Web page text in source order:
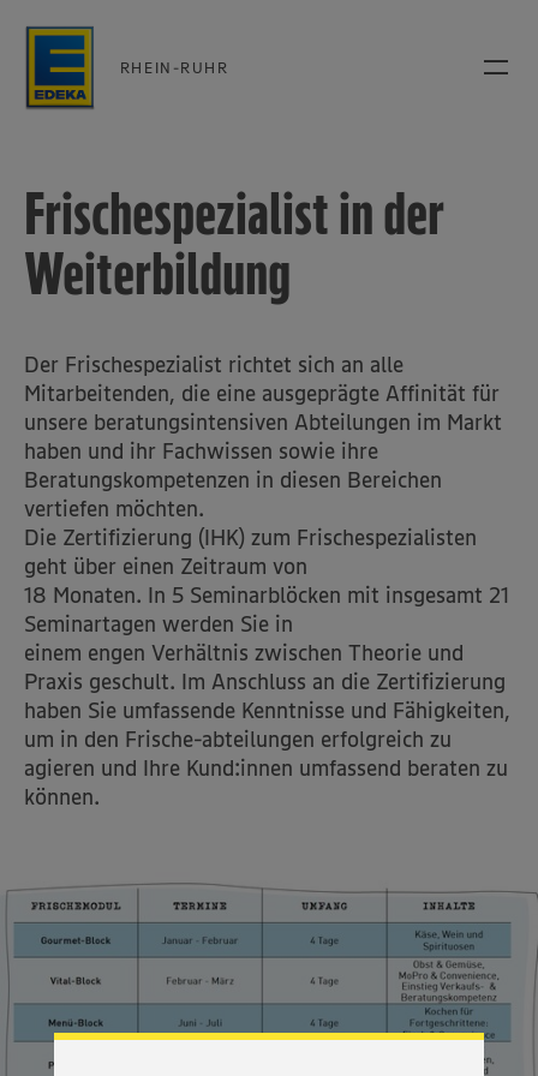
Wir setzen Cookies und andere Technologien ein, um Ihnen
ein bestmögliches Nutzungserlebnis unserer Website zu
Website zu personalisieren und Ihnen möglichst relevante
Cookies und anderer Technologien ist freiwillig und kann
RHEIN-RUHR
Frischespezialist in der
Weiterbildung
Der Frischespezialist richtet sich an alle
Mitarbeitenden, die eine ausgeprägte Affinität für
unsere beratungsintensiven Abteilungen im Markt
haben und ihr Fachwissen sowie ihre
Beratungskompetenzen in diesen Bereichen
vertiefen möchten.
Die Zertifizierung (IHK) zum Frischespezialisten
geht über einen Zeitraum von
18 Monaten. In 5 Seminarblöcken mit insgesamt 21
Seminartagen werden Sie in
einem engen Verhältnis zwischen Theorie und
Praxis geschult. Im Anschluss an die Zertifizierung
haben Sie umfassende Kenntnisse und Fähigkeiten,
um in den Frische-abteilungen erfolgreich zu
agieren und Ihre Kund:innen umfassend beraten zu
können.